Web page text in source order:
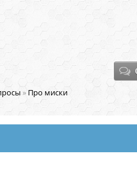
» Про миски